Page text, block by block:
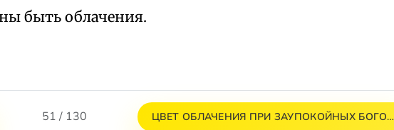
быть облачения.
51 / 130 ЦВЕТ ОБЛАЧЕНИЯ ПРИ ЗАУПОКОЙНЫХ БОГО…